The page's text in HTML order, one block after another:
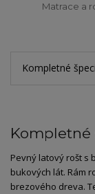
Matrace a
Kompletné
Kompletné
Pevný latový rošt s
bukových lát. Rám
brezového dreva.